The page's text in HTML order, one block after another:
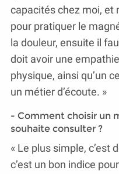
capacités chez moi, et
pour pratiquer le
la douleur, ensuite il
doit avoir une
physique, ainsi qu’un
un métier d’écoute. »
- Comment choisir un
souhaite consulter ?
« Le plus simple, c’est
c’est un bon indice